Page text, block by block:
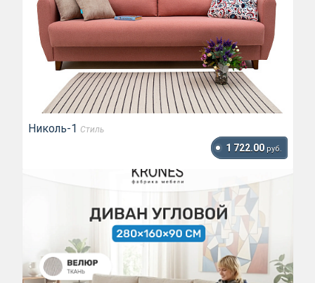
Николь-1 Стиль
1 722.00 руб.